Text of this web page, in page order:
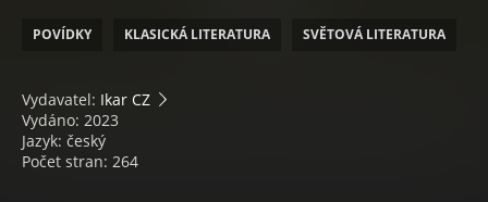
POVÍDKY KLASICKÁ LITERATURA SVĚTOVÁ LITERATURA
Vydavatel: Ikar CZ
Vydáno: 2023
Jazyk: český
Počet stran: 264